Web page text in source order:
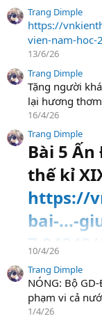
Trang Dimple
https://
vien-nam-
13/6/26
Trang Dimple
Tặng người
lại hương thơm
16/4/26
Trang Dimple
Bài 5
thế kỉ
https://
bai-...-
7.94040/
10/4/26
Trang Dimple
NÓNG: Bộ
phạm vi cả
1/4/26